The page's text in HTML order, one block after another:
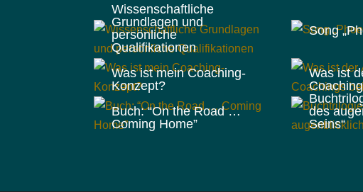
Wissenschaftliche
Grundlagen und
persönliche
Qualifikationen
Song
Was ist mein Coaching-
Konzept?
Was ist
Buch: “On the Road …
Coming Home”
des
Seins“